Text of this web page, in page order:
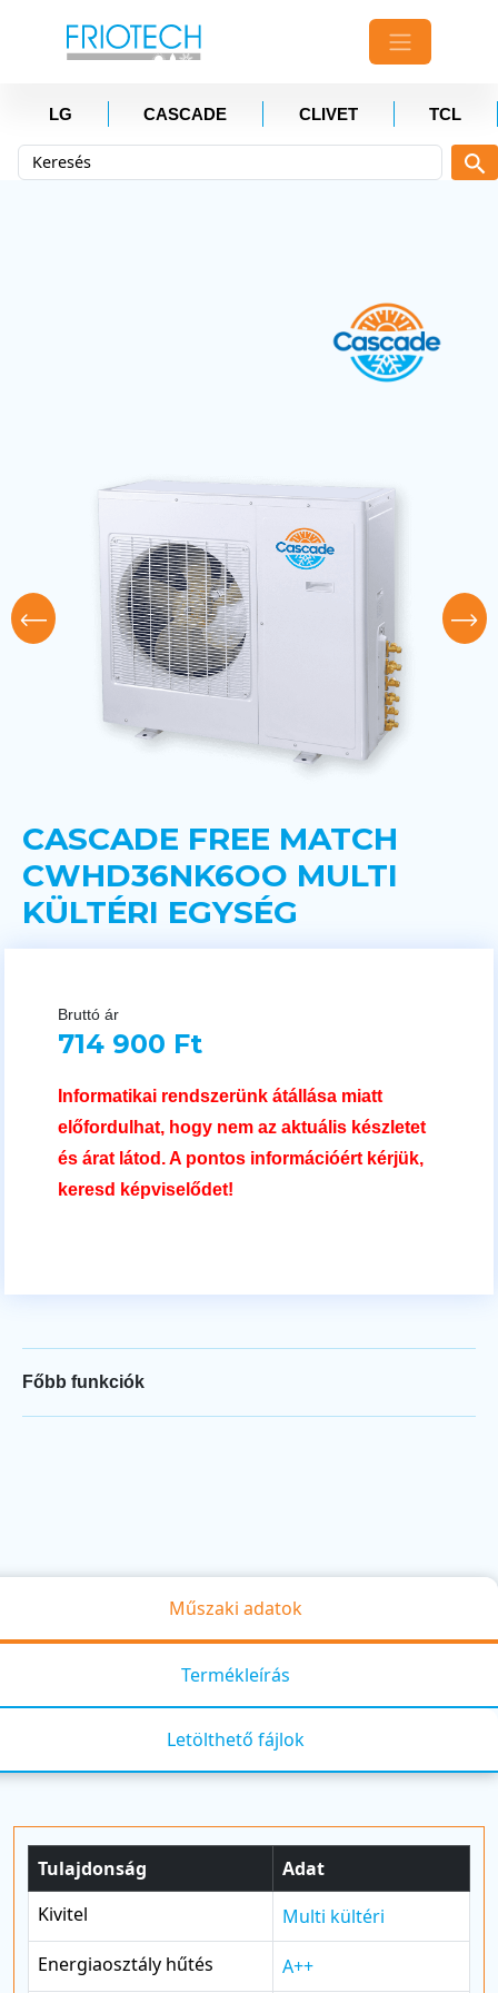
LG CASCADE CLIVET TCL
CASCADE FREE MATCH
CWHD36NK6OO MULTI
KÜLTÉRI EGYSÉG
Bruttó ár
714 900 Ft
Informatikai rendszerünk átállása miatt
előfordulhat, hogy nem az aktuális készletet
és árat látod. A pontos információért kérjük,
keresd képviselődet!
Főbb funkciók
Műszaki adatok
Termékleírás
Letölthető fájlok
Tulajdonság
Adat
Kivitel
Multi kültéri
Energiaosztály hűtés
A++